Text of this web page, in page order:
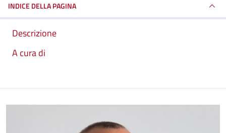
INDICE DELLA PAGINA
Descrizione
A cura di